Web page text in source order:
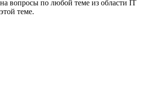
вопросы по любой теме из области IT
теме.